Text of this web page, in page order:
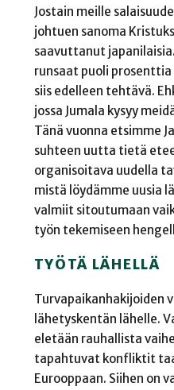
Jostain meille
johtuen sanoma
saavuttanut
runsaat puoli
siis edelleen tehtävä.
jossa Jumala kysyy
Tänä vuonna etsimme
suhteen uutta tietä
organisoitava uudella
mistä löydämme uusia
valmiit sitoutumaan
työn tekemiseen
TYÖTÄ LÄHELLÄ
Turvapaikanhakijoiden
lähetyskentän lähelle.
eletään rauhallista
tapahtuvat konfliktit
Eurooppaan. Siihen on